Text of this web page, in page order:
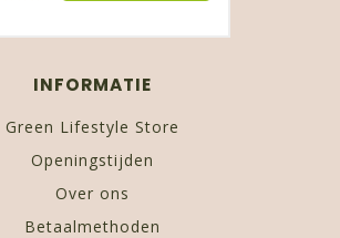
INFORMATIE
Green Lifestyle Store
Openingstijden
Over ons
Betaalmethoden